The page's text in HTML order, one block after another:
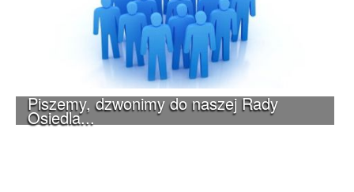
Piszemy, dzwonimy do naszej Rady
Osiedla...